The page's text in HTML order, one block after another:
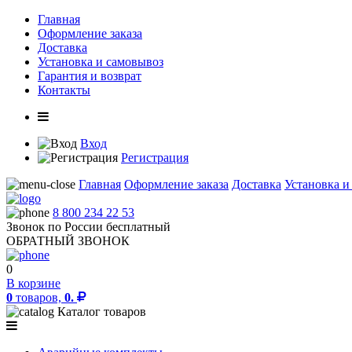
Главная
Оформление заказа
Доставка
Установка и самовывоз
Гарантия и возврат
Контакты
Вход
Регистрация
Главная Оформление заказа Доставка Установка
8 800 234 22 53
Звонок по России бесплатный
ОБРАТНЫЙ ЗВОНОК
0
В корзине
0 товаров, 0.
Каталог товаров